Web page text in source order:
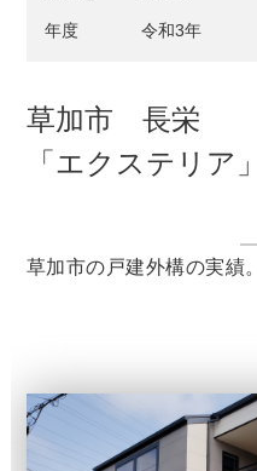
年度
令和3年
草加市 長栄
「エクステリア」
草加市の戸建外構の実績。